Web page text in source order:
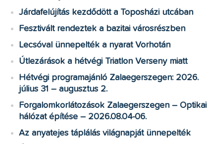
Járdafelújítás kezdődött a Toposházi utcában
Fesztivált rendeztek a bazitai városrészben
Lecsóval ünnepelték a nyarat Vorhotán
Útlezárások a hétvégi Triatlon Verseny miatt
Hétvégi programajánló Zalaegerszegen: 2026.
július 31 – augusztus 2.
Forgalomkorlátozások Zalaegerszegen – Optikai
hálózat építése – 2026.08.04-06.
Az anyatejes táplálás világnapját ünnepelték